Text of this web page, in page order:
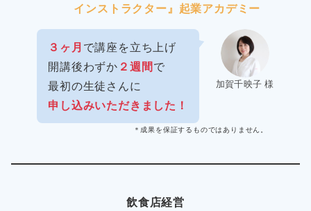
インストラクター』起業アカデミー
加賀千映子 様
３ヶ月 で講座を立ち上げ
開講後わずか ２週間で
最初の生徒さんに
申し込みいただきました！
＊成果を保証するものではありません。
飲食店経営